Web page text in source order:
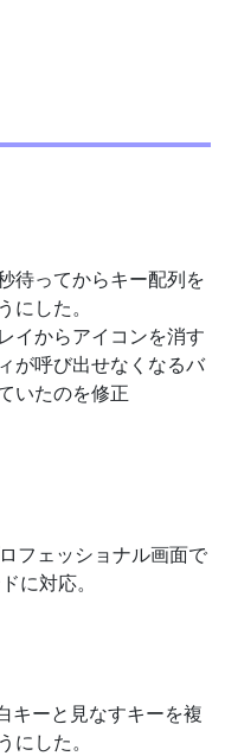
待ってからキー配列を
にした。
イからアイコンを消す
が呼び出せなくなるバ
いたのを修正
フェッショナル画面で
に対応。
キーと見なすキーを複
にした。